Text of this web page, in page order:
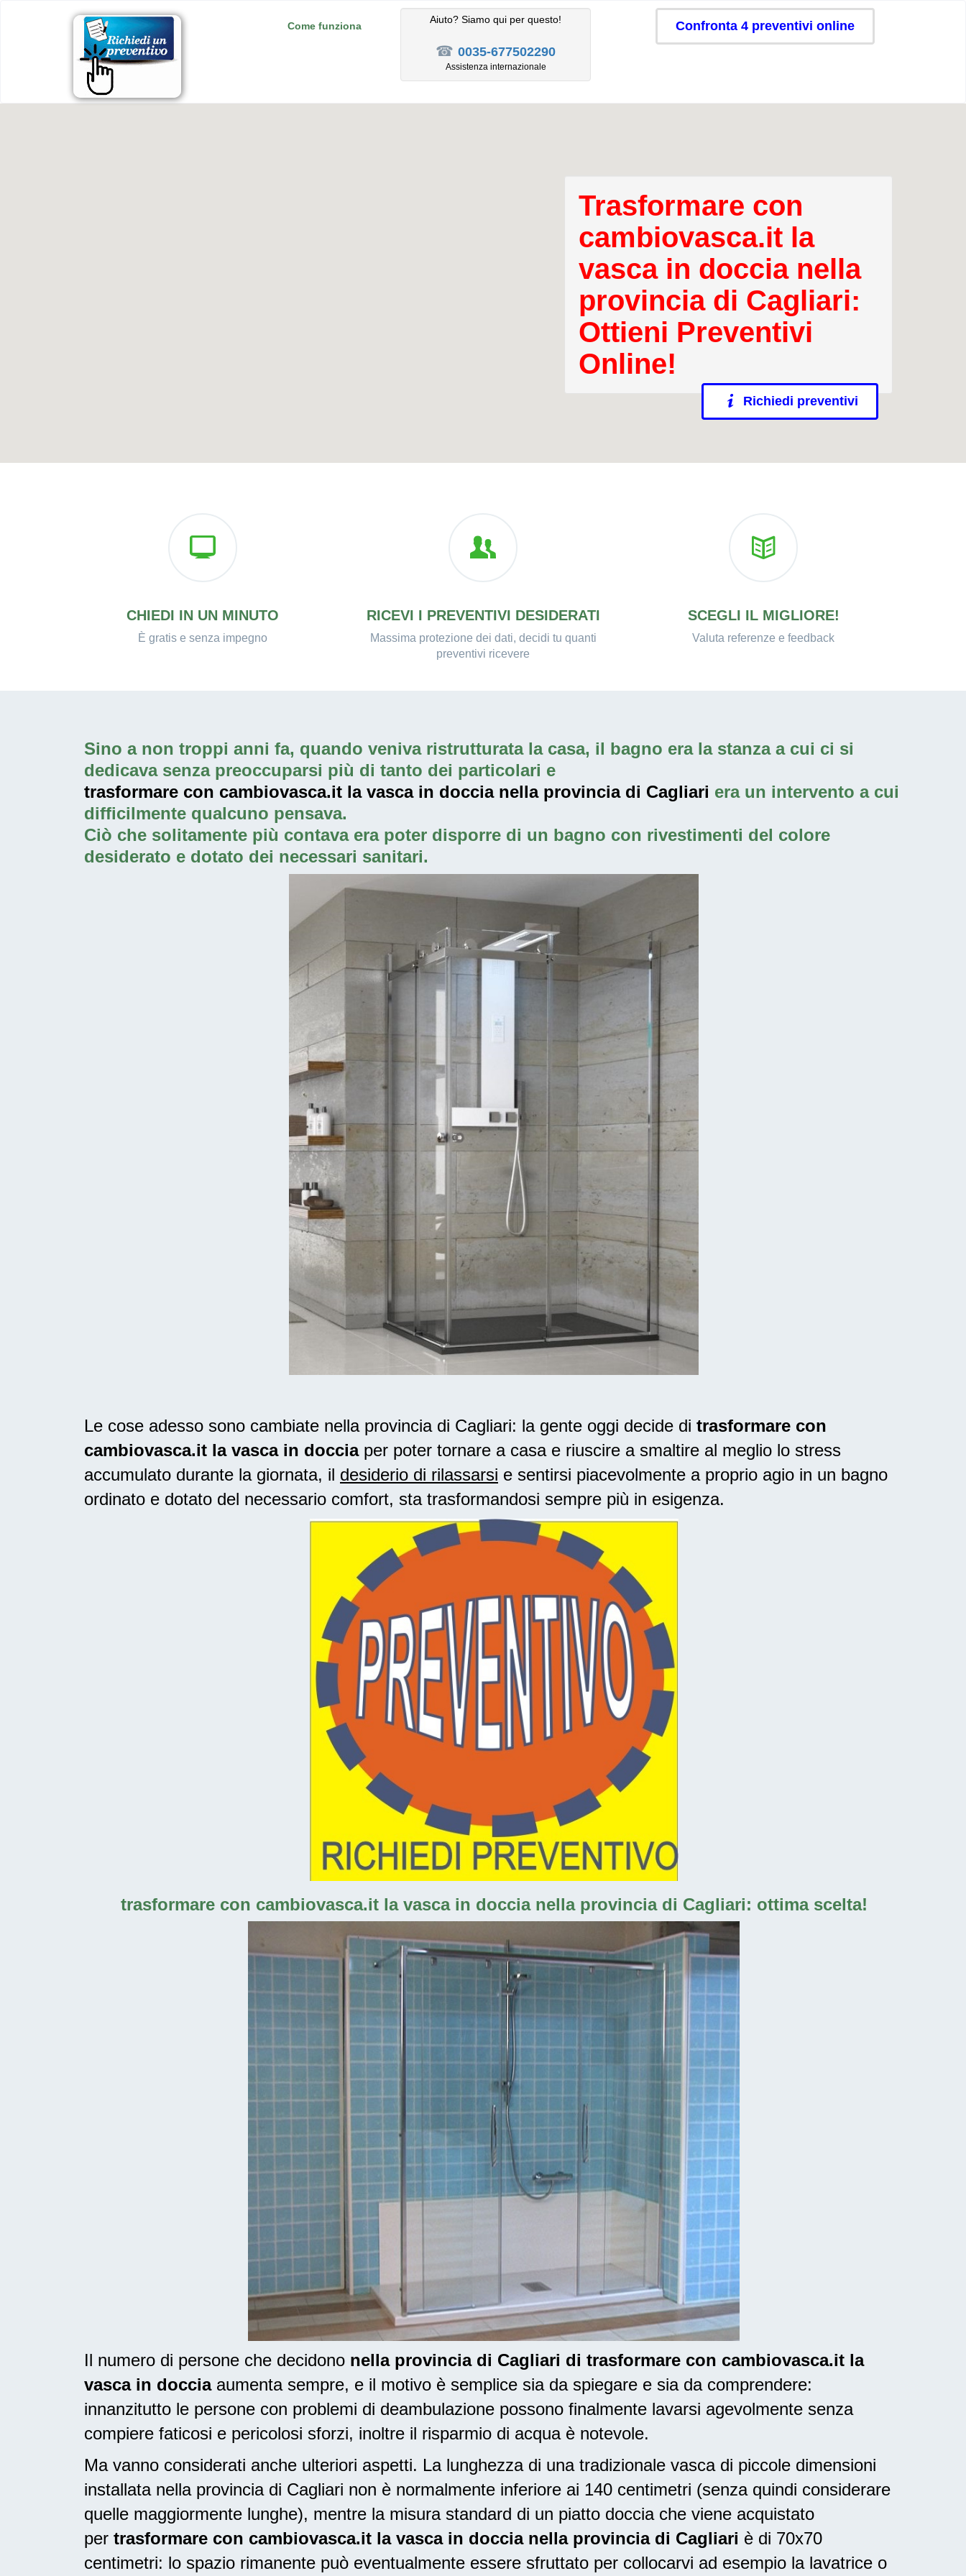
Come funziona
Aiuto? Siamo qui per questo!
☎ 0035-677502290
Assistenza internazionale
Confronta 4 preventivi online
Trasformare con
cambiovasca.it la
vasca in doccia nella
provincia di Cagliari:
Ottieni Preventivi
Online!
Richiedi preventivi
CHIEDI IN UN MINUTO
È gratis e senza impegno
RICEVI I PREVENTIVI DESIDERATI
Massima protezione dei dati, decidi tu quanti
preventivi ricevere
SCEGLI IL MIGLIORE!
Valuta referenze e feedback
Sino a non troppi anni fa, quando veniva ristrutturata la casa, il bagno era la stanza a cui ci si
dedicava senza preoccuparsi più di tanto dei particolari e
trasformare con cambiovasca.it la vasca in doccia nella provincia di Cagliari era un intervento a cui
difficilmente qualcuno pensava.
Ciò che solitamente più contava era poter disporre di un bagno con rivestimenti del colore
desiderato e dotato dei necessari sanitari.
Le cose adesso sono cambiate nella provincia di Cagliari: la gente oggi decide di trasformare con
cambiovasca.it la vasca in docciaper poter tornare a casa e riuscire a smaltire al meglio lo stress
accumulato durante la giornata, il desiderio di rilassarsi e sentirsi piacevolmente a proprio agio in un bagno
ordinato e dotato del necessario comfort, sta trasformandosi sempre più in esigenza.
trasformare con cambiovasca.it la vasca in doccia nella provincia di Cagliari: ottima scelta!
Il numero di persone che decidono nella provincia di Cagliari di trasformare con cambiovasca.it la
vasca in docciaaumenta sempre, e il motivo è semplice sia da spiegare e sia da comprendere:
innanzitutto le persone con problemi di deambulazione possono finalmente lavarsi agevolmente senza
compiere faticosi e pericolosi sforzi, inoltre il risparmio di acqua è notevole.
Ma vanno considerati anche ulteriori aspetti. La lunghezza di una tradizionale vasca di piccole dimensioni
installata nella provincia di Cagliari non è normalmente inferiore ai 140 centimetri (senza quindi considerare
quelle maggiormente lunghe), mentre la misura standard di un piatto doccia che viene acquistato
per trasformare con cambiovasca.it la vasca in doccia nella provincia di Cagliari è di 70x70
centimetri: lo spazio rimanente può eventualmente essere sfruttato per collocarvi ad esempio la lavatrice o